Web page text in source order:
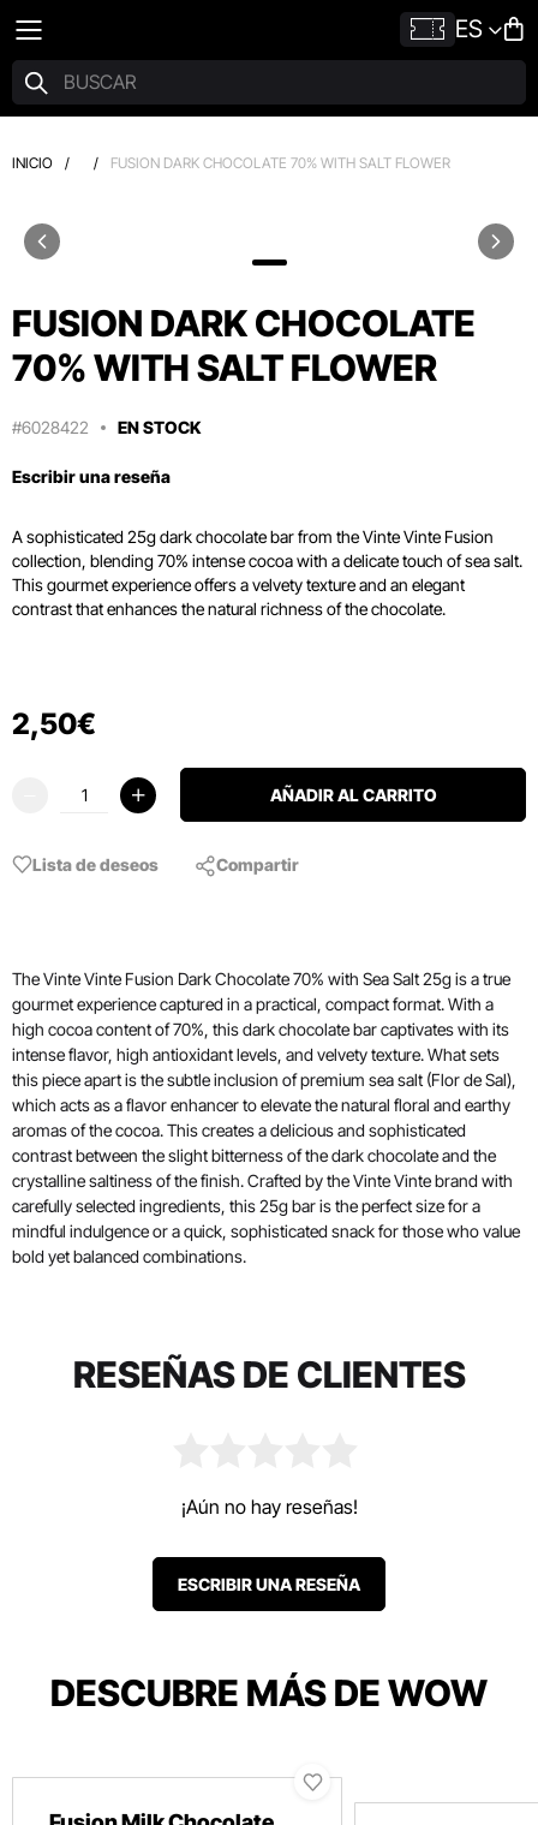
ES
INICIO / / FUSION DARK CHOCOLATE 70% WITH SALT FLOWER
FUSION DARK CHOCOLATE
70% WITH SALT FLOWER
#6028422 EN STOCK
Escribir una reseña
A sophisticated 25g dark chocolate bar from the Vinte Vinte Fusion
collection, blending 70% intense cocoa with a delicate touch of sea salt.
This gourmet experience offers a velvety texture and an elegant
contrast that enhances the natural richness of the chocolate.
2,50€
AÑADIR AL CARRITO
Lista de deseos Compartir
The Vinte Vinte Fusion Dark Chocolate 70% with Sea Salt 25g is a true
gourmet experience captured in a practical, compact format. With a
high cocoa content of 70%, this dark chocolate bar captivates with its
intense flavor, high antioxidant levels, and velvety texture. What sets
this piece apart is the subtle inclusion of premium sea salt (Flor de Sal),
which acts as a flavor enhancer to elevate the natural floral and earthy
aromas of the cocoa. This creates a delicious and sophisticated
contrast between the slight bitterness of the dark chocolate and the
crystalline saltiness of the finish. Crafted by the Vinte Vinte brand with
carefully selected ingredients, this 25g bar is the perfect size for a
mindful indulgence or a quick, sophisticated snack for those who value
bold yet balanced combinations.
RESEÑAS DE CLIENTES
¡Aún no hay reseñas!
ESCRIBIR UNA RESEÑA
DESCUBRE MÁS DE WOW